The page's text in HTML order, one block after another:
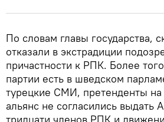
По словам главы государства,
отказали в экстрадиции
причастности к РПК. Более
партии есть в шведском
турецкие СМИ, претенденты на
альянс не согласились выдать